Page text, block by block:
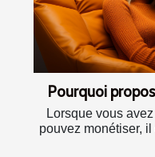
Pourquoi
Lorsque vous
pouvez monétiser,